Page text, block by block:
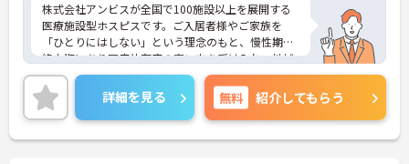
株式会社アンビスが全国で100施設以上を展開する
医療施設型ホスピスです。ご入居者様やご家族を
「ひとりにはしない」という理念のもと、慢性期や
終末期にあり医療依存度の高い方を受け入れ、地域
医療を支える社会的意義の高い事業を推進していま
す。現場には看護師が24時間常駐しています。急変
時の対応や医療行為は看護師が担当するため、初任
者研修や実務者研修の方も食事介助や入浴介助など
の生活を支えるケアに専念できる環境です。多職種
詳細を見る 無料 紹介してもらう